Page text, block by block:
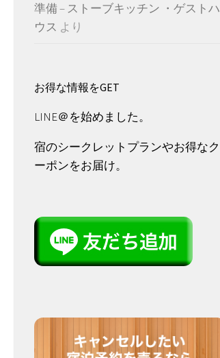
準備 – ストーブキッチン ・ゲストハ
ウス より
お得な情報をGET
LINE＠を始めました。
宿のシークレットプランやお得なク
ーポンをお届け。